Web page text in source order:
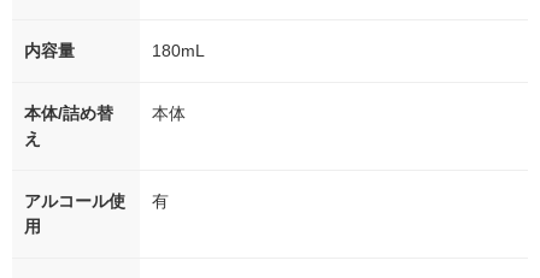
内容量 180mL
本体/詰め替
え
本体
アルコール使
用
有